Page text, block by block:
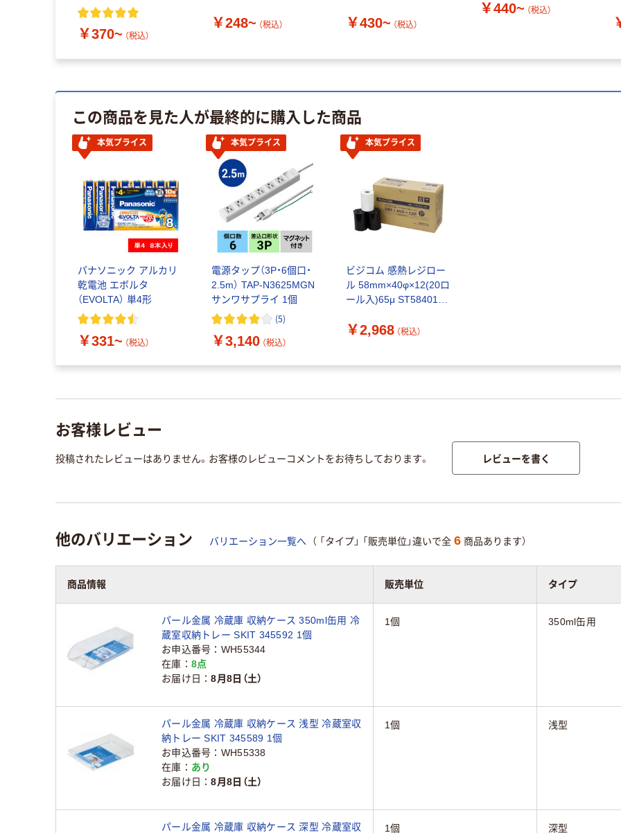
￥370~ （税込）
￥248~ （税込） ￥430~ （税込）
￥440~ （税込）
この商品を見た人が最終的に購入した商品
本気プライス
パナソニック アルカリ
乾電池 エボルタ
（EVOLTA） 単4形
￥331~ （税込）
本気プライス
電源タップ（3P・6個口・
2.5m） TAP-N3625MGN
サンワサプライ 1個
(5)
￥3,140 （税込）
本気プライス
ビジコム 感熱レジロー
ル 58mm×40φ×12(20ロ
ール入)65μ ST584012-
￥2,968 （税込）
お客様レビュー
投稿されたレビューはありません。お客様のレビューコメントをお待ちしております。 レビューを書く
他のバリエーション バリエーション一覧へ （ 「タイプ」 「販売単位」違いで全 6 商品あります）
商品情報 販売単位 タイプ
パール金属 冷蔵庫 収納ケース 350ml缶用 冷
蔵室収納トレー SKIT 345592 1個
お申込番号
WH55344
在庫
8点
お届け日
8月8日（土）
1個 350ml缶用
パール金属 冷蔵庫 収納ケース 浅型 冷蔵室収
納トレー SKIT 345589 1個
お申込番号
WH55338
在庫
あり
お届け日
8月8日（土）
1個 浅型
パール金属 冷蔵庫 収納ケース 深型 冷蔵室収 1個 深型